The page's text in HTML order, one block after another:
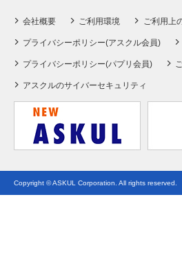
会社概要 ご利用環境 ご利用上
プライバシーポリシー(アスクル会員)
プライバシーポリシー(パプリ会員)
アスクルのサイバーセキュリティ
Copyright © ASKUL Corporation. All rights reserved.